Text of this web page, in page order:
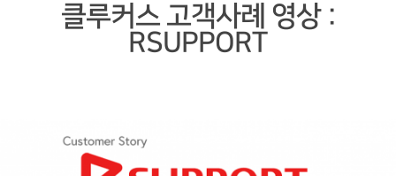
클루커스 고객사례 영상 :
RSUPPORT